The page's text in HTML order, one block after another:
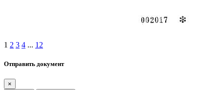
1 2 3 4 ... 12
Отправить документ
×